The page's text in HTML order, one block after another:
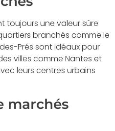
toujours une valeur sûre
branchés comme le
Prés sont idéaux pour
villes comme Nantes et
leurs centres urbains
marchés